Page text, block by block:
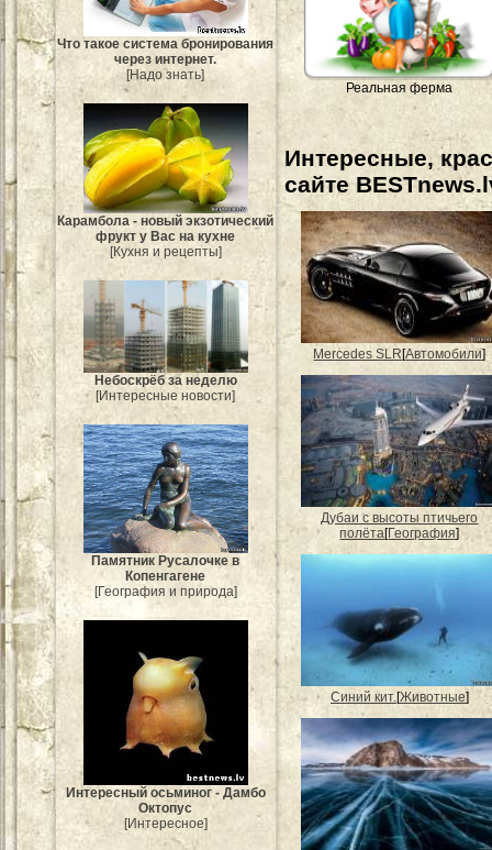
Что такое система бронирования
через интернет.
[Надо знать]
Карамбола - новый экзотический
фрукт у Вас на кухне
[Кухня и рецепты]
Небоскрёб за неделю
[Интересные новости]
Памятник Русалочке в
Копенгагене
[География и природа]
Интересный осьминог - Дамбо
Октопус
[Интересное]
Реальная ферма
Интересные,
сайте
Mercedes SLR [Автомобили]
Дубаи с высоты птичьего
полёта[География]
Синий кит.[Животные]